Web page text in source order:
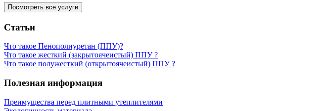
Посмотреть все услуги
Статьи
Что такое Пенополиуретан (ППУ)?
Что такое жесткий (закрытоячеистый) ППУ ?
Что такое полужесткий (открытоячеистый) ППУ ?
Полезная информация
Преимущества перед плитными утеплителями